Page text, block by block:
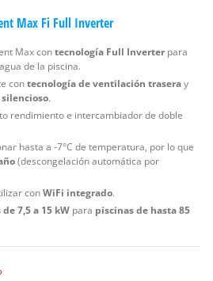
Max Fi Full Inverter
Max contecnología Full Inverter para
de la piscina.
contecnología de ventilación traseray
.
rendimiento e intercambiador de doble
hasta a -7°C de temperatura, por lo que
(descongelación automática por
conWiFi integrado.
7,5 a 15 kW para piscinas de hasta 85